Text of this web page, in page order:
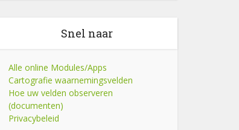
Snel naar
Alle online Modules/Apps
Cartografie waarnemingsvelden
Hoe uw velden observeren
(documenten)
Privacybeleid